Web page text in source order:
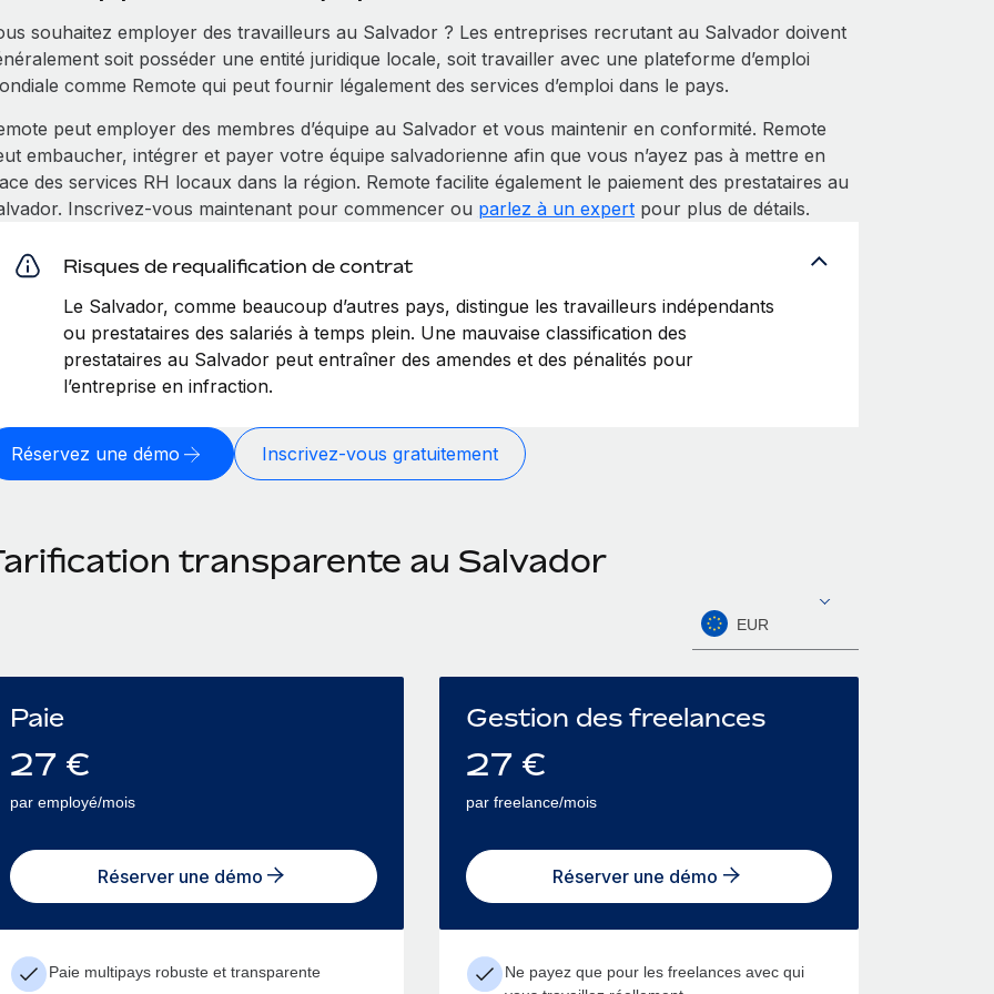
souhaitez employer des travailleurs au Salvador ? Les entreprises recrutant au Salvador doivent
soit posséder une entité juridique locale, soit travailler avec une plateforme d’emploi
comme Remote qui peut fournir légalement des services d’emploi dans le pays.
peut employer des membres d’équipe au Salvador et vous maintenir en conformité. Remote
embaucher, intégrer et payer votre équipe salvadorienne afin que vous n’ayez pas à mettre en
des services RH locaux dans la région. Remote facilite également le paiement des prestataires au
Inscrivez-vous maintenant pour commencer ou parlez à un expertpour plus de détails.
Risques de requalification de contrat
Le Salvador, comme beaucoup d’autres pays, distingue les travailleurs indépendants
ou prestataires des salariés à temps plein. Une mauvaise classification des
prestataires au Salvador peut entraîner des amendes et des pénalités pour
l’entreprise en infraction.
Réservez une démo Inscrivez-vous gratuitement
transparente au Salvador
EUR
Paie
27 €
par employé/mois
Réserver une démo
Paie multipays robuste et transparente
Gestion des freelances
27 €
par freelance/mois
Réserver une démo
Ne payez que pour les freelances avec qui